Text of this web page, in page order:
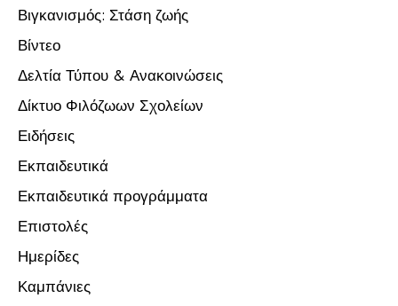
Βιγκανισμός: Στάση ζωής
Βίντεο
Δελτία Τύπου & Ανακοινώσεις
Δίκτυο Φιλόζωων Σχολείων
Ειδήσεις
Εκπαιδευτικά
Εκπαιδευτικά προγράμματα
Επιστολές
Ημερίδες
Καμπάνιες